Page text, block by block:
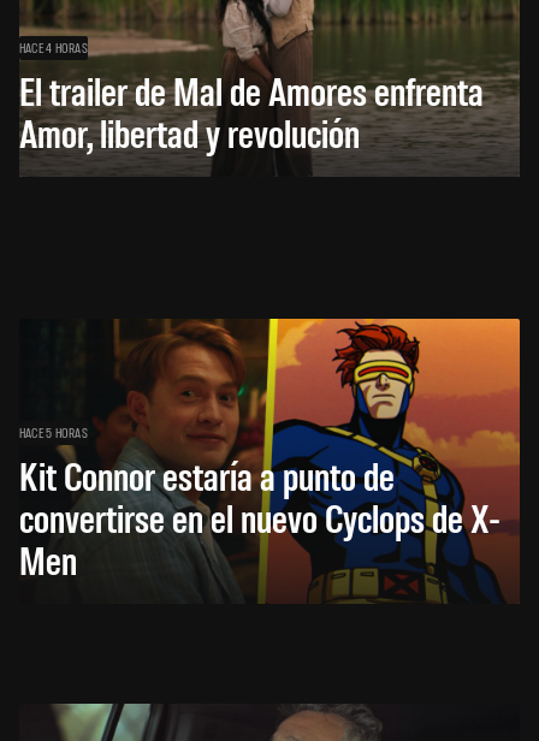
HACE 4 HORAS
El trailer de Mal de Amores enfrenta
Amor, libertad y revolución
HACE 5 HORAS
Kit Connor estaría a punto de
convertirse en el nuevo Cyclops de X-
Men